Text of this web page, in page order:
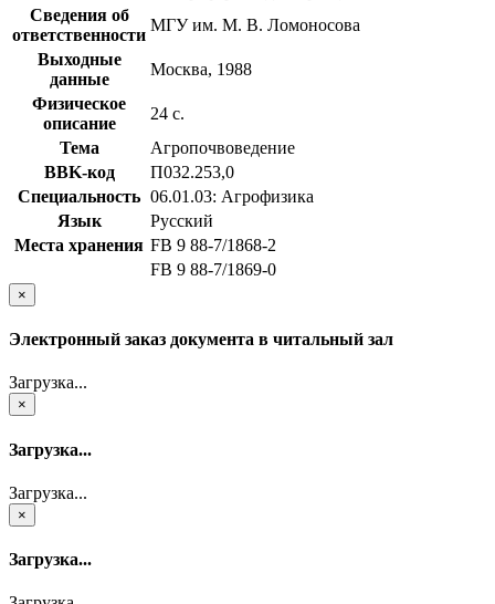
Сведения об
ответственности
МГУ им. М. В. Ломоносова
Выходные
данные
Москва, 1988
Физическое
описание
24 с.
Тема
Агропочвоведение
BBK-код
П032.253,0
Специальность 06.01.03: Агрофизика
Язык
Русский
Места хранения FB 9 88-7/1868-2
FB 9 88-7/1869-0
×
Электронный заказ документа в читальный зал
Загрузка...
×
Загрузка...
Загрузка...
×
Загрузка...